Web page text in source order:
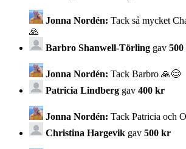
Jonna Nordén: Tack så mycket
🙏
Barbro Shanwell-Törling gav
Jonna Nordén: Tack Barbro 🙏😊
Patricia Lindberg gav 400 kr
Jonna Nordén: Tack Patricia och
Christina Hargevik gav 500 kr